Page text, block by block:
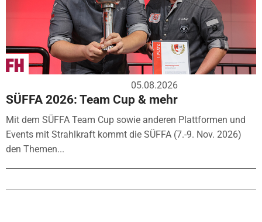
05.08.2026
SÜFFA 2026: Team Cup & mehr
Mit dem SÜFFA Team Cup sowie anderen Plattformen und
Events mit Strahlkraft kommt die SÜFFA (7.-9. Nov. 2026)
den Themen...